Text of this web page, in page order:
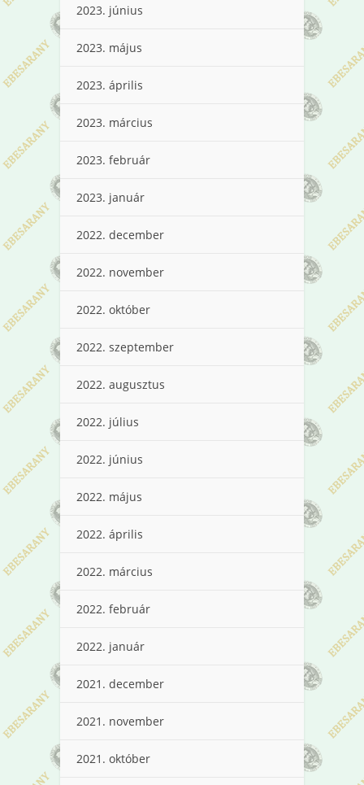
2023. június
2023. május
2023. április
2023. március
2023. február
2023. január
2022. december
2022. november
2022. október
2022. szeptember
2022. augusztus
2022. július
2022. június
2022. május
2022. április
2022. március
2022. február
2022. január
2021. december
2021. november
2021. október